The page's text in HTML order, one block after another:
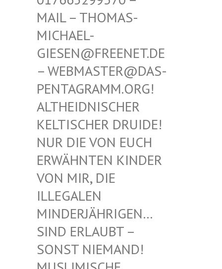
THOMAS-MICHAE
L-GIESEN
@FREENET.DE – WEBM
ASTER@DAS-PENTAG
RAMM.ORG! ALTHEI
DNISCHER KELTIS
CHER DRUIDE! NUR D
IE VON EUCH ERWÄHN
TEN KINDER VON MI
R, DIE ILLEGA
LEN MINDER
JÄHRIGEN… SIND E
RLAUBT – SONST
NIEMAND! MUSLIM